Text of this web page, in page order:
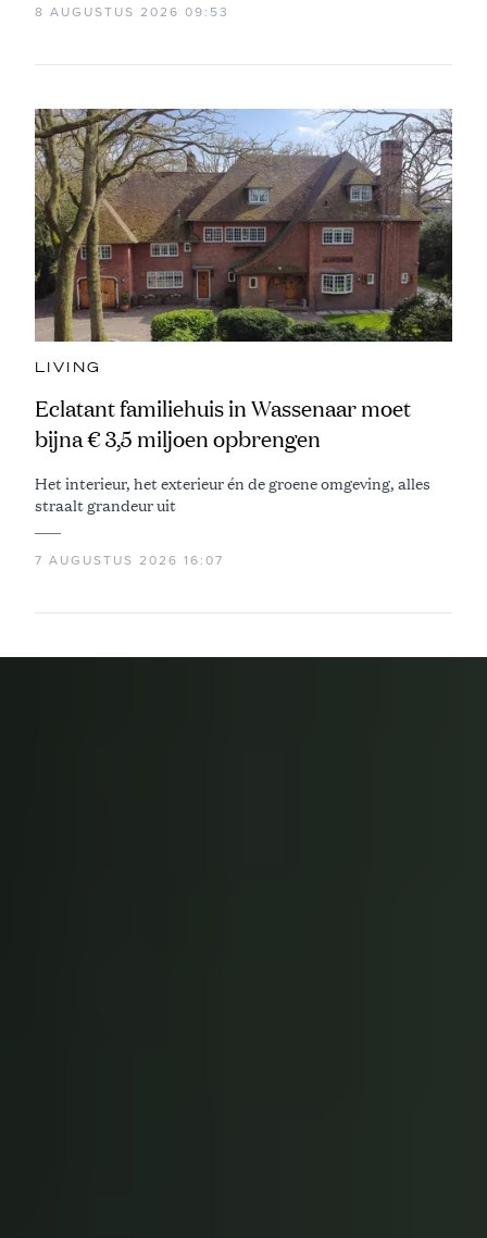
8 AUGUSTUS 2026 09:53
LIVING
Eclatant familiehuis in Wassenaar moet
bijna € 3,5 miljoen opbrengen
Het interieur, het exterieur én de groene omgeving, alles
straalt grandeur uit
7 AUGUSTUS 2026 16:07